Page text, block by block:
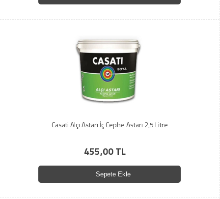
Casati Alçı Astarı İç Cephe Astarı 2,5 Litre
455,00 TL
Sepete Ekle